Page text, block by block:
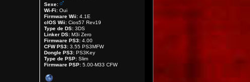
Sexe:
Wi-Fi: Oui
Firmware Wii: 4.1E
cIOS Wii: Cios57 Rev19
Type de DS: 3DS
Linker DS: M3i Zero
Firmware PS3: 4.00
CFW PS3: 3.55 PS3MFW
Dongle PS3: PS3Key
Type de PSP: Slim
Firmware PSP: 5.00-M33 CFW